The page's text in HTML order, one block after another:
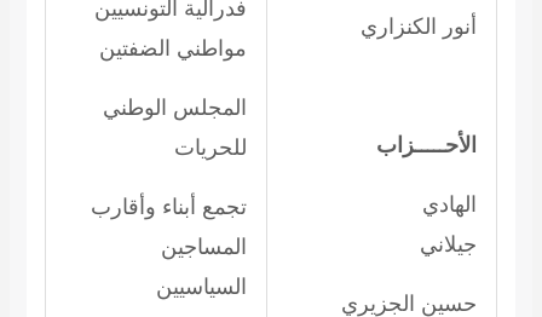
فدرالية التونسيين
مواطني الضفتين
المجلس الوطني
للحريات
تجمع أبناء وأقارب
المساجين
السياسيين
أنور الكنزاري
الأحـــــزاب
الهادي
جيلاني
حسين الجزيري